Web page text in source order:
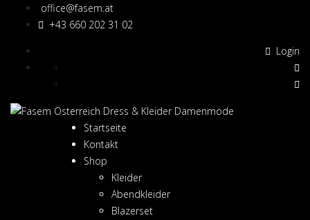
office@fasem.at
+43 660 202 31 02
Login
Startseite
Kontakt
Shop
Kleider
Abendkleider
Blazerset